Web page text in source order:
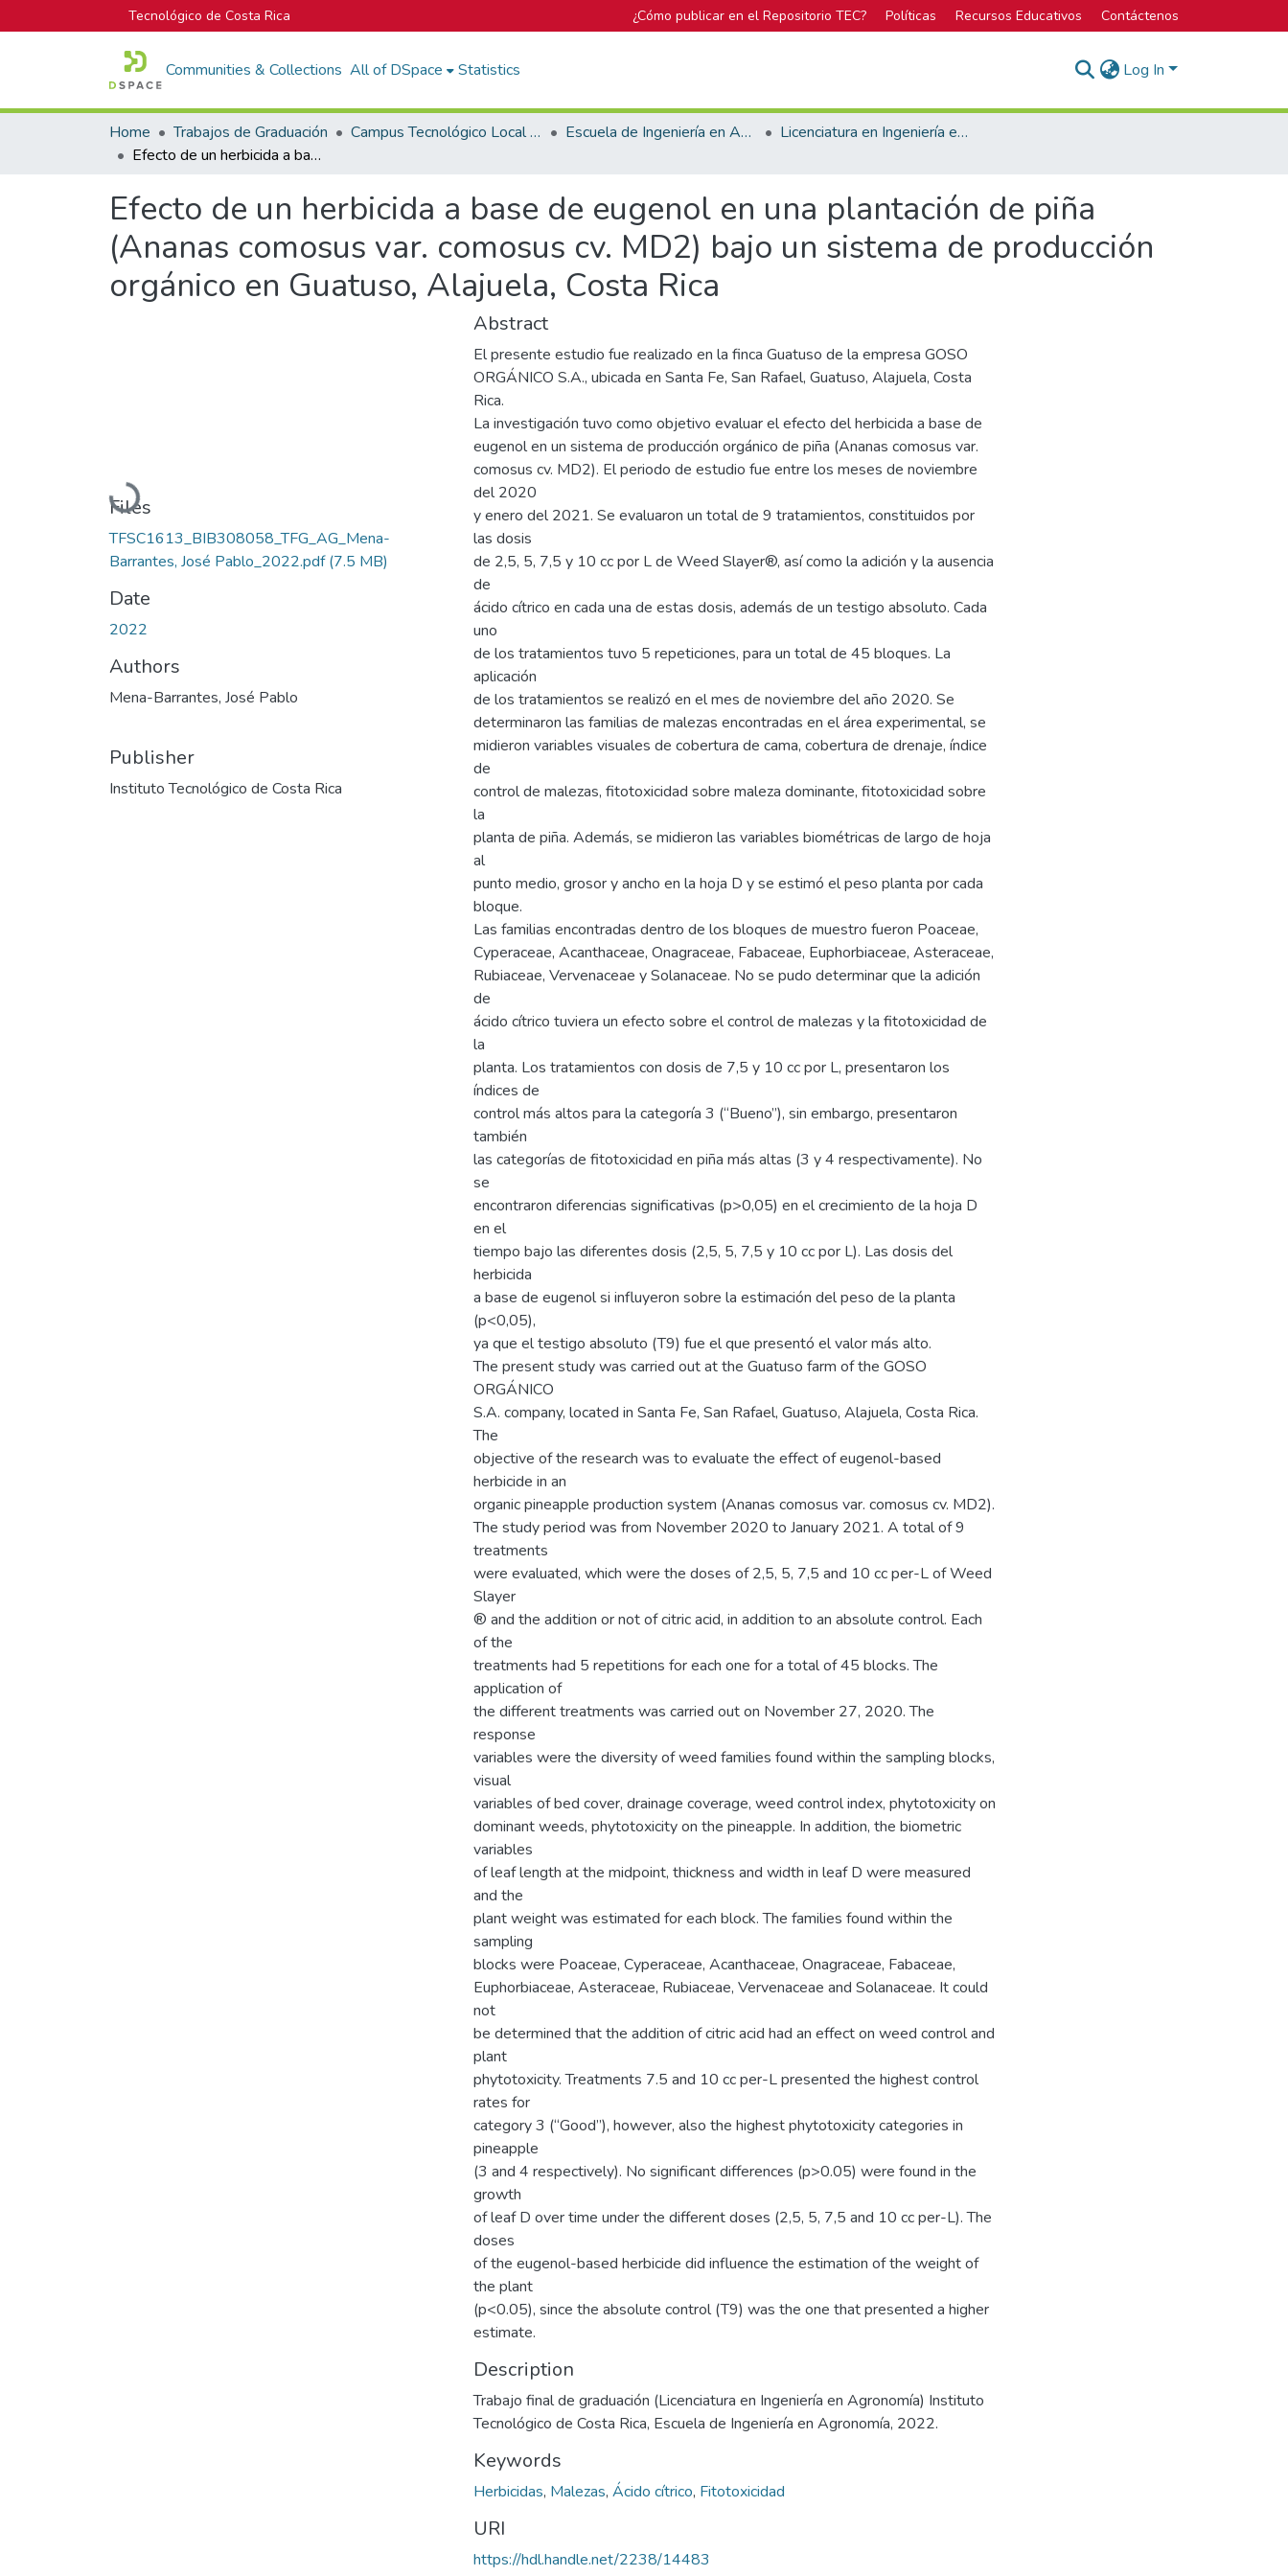
Tecnológico de Costa Rica ¿Cómo publicar en el Repositorio TEC? Políticas Recursos Educativos Contáctenos
Communities & Collections All of DSpace Statistics Log In
Home Trabajos de Graduación Campus Tecnológico Local San Carlos Escuela de Ingeniería en Agronomía
Licenciatura en Ingeniería en Agronomía
Efecto de un herbicida a base de eugenol en una plantación de piña (Ananas comosus var. comosus cv. MD2) bajo un sistema de producción orgánico en Guatuso, Alajuela, Costa Rica
Efecto de un herbicida a base de eugenol en una plantación de piña
(Ananas comosus var. comosus cv. MD2) bajo un sistema de producción
orgánico en Guatuso, Alajuela, Costa Rica
Loading...
Files
TFSC1613_BIB308058_TFG_AG_Mena-
Barrantes, José Pablo_2022.pdf(7.5 MB)
Date
2022
Authors
Mena-Barrantes, José Pablo
Publisher
Instituto Tecnológico de Costa Rica
Abstract
El presente estudio fue realizado en la finca Guatuso de la empresa GOSO
ORGÁNICO S.A., ubicada en Santa Fe, San Rafael, Guatuso, Alajuela, Costa
Rica.
La investigación tuvo como objetivo evaluar el efecto del herbicida a base de
eugenol en un sistema de producción orgánico de piña (Ananas comosus var.
comosus cv. MD2). El periodo de estudio fue entre los meses de noviembre
del 2020
y enero del 2021. Se evaluaron un total de 9 tratamientos, constituidos por
las dosis
de 2,5, 5, 7,5 y 10 cc por L de Weed Slayer®, así como la adición y la ausencia
de
ácido cítrico en cada una de estas dosis, además de un testigo absoluto. Cada
uno
de los tratamientos tuvo 5 repeticiones, para un total de 45 bloques. La
aplicación
de los tratamientos se realizó en el mes de noviembre del año 2020. Se
determinaron las familias de malezas encontradas en el área experimental, se
midieron variables visuales de cobertura de cama, cobertura de drenaje, índice
de
control de malezas, fitotoxicidad sobre maleza dominante, fitotoxicidad sobre
la
planta de piña. Además, se midieron las variables biométricas de largo de hoja
al
punto medio, grosor y ancho en la hoja D y se estimó el peso planta por cada
bloque.
Las familias encontradas dentro de los bloques de muestro fueron Poaceae,
Cyperaceae, Acanthaceae, Onagraceae, Fabaceae, Euphorbiaceae, Asteraceae,
Rubiaceae, Vervenaceae y Solanaceae. No se pudo determinar que la adición
de
ácido cítrico tuviera un efecto sobre el control de malezas y la fitotoxicidad de
la
planta. Los tratamientos con dosis de 7,5 y 10 cc por L, presentaron los
índices de
control más altos para la categoría 3 (“Bueno”), sin embargo, presentaron
también
las categorías de fitotoxicidad en piña más altas (3 y 4 respectivamente). No
se
encontraron diferencias significativas (p>0,05) en el crecimiento de la hoja D
en el
tiempo bajo las diferentes dosis (2,5, 5, 7,5 y 10 cc por L). Las dosis del
herbicida
a base de eugenol si influyeron sobre la estimación del peso de la planta
(p<0,05),
ya que el testigo absoluto (T9) fue el que presentó el valor más alto.
The present study was carried out at the Guatuso farm of the GOSO
ORGÁNICO
S.A. company, located in Santa Fe, San Rafael, Guatuso, Alajuela, Costa Rica.
The
objective of the research was to evaluate the effect of eugenol-based
herbicide in an
organic pineapple production system (Ananas comosus var. comosus cv. MD2).
The study period was from November 2020 to January 2021. A total of 9
treatments
were evaluated, which were the doses of 2,5, 5, 7,5 and 10 cc per-L of Weed
Slayer
® and the addition or not of citric acid, in addition to an absolute control. Each
of the
treatments had 5 repetitions for each one for a total of 45 blocks. The
application of
the different treatments was carried out on November 27, 2020. The
response
variables were the diversity of weed families found within the sampling blocks,
visual
variables of bed cover, drainage coverage, weed control index, phytotoxicity on
dominant weeds, phytotoxicity on the pineapple. In addition, the biometric
variables
of leaf length at the midpoint, thickness and width in leaf D were measured
and the
plant weight was estimated for each block. The families found within the
sampling
blocks were Poaceae, Cyperaceae, Acanthaceae, Onagraceae, Fabaceae,
Euphorbiaceae, Asteraceae, Rubiaceae, Vervenaceae and Solanaceae. It could
not
be determined that the addition of citric acid had an effect on weed control and
plant
phytotoxicity. Treatments 7.5 and 10 cc per-L presented the highest control
rates for
category 3 (“Good”), however, also the highest phytotoxicity categories in
pineapple
(3 and 4 respectively). No significant differences (p>0.05) were found in the
growth
of leaf D over time under the different doses (2,5, 5, 7,5 and 10 cc per-L). The
doses
of the eugenol-based herbicide did influence the estimation of the weight of
the plant
(p<0.05), since the absolute control (T9) was the one that presented a higher
estimate.
Description
Trabajo final de graduación (Licenciatura en Ingeniería en Agronomía) Instituto
Tecnológico de Costa Rica, Escuela de Ingeniería en Agronomía, 2022.
Keywords
Herbicidas, Malezas, Ácido cítrico, Fitotoxicidad
URI
https://hdl.handle.net/2238/14483